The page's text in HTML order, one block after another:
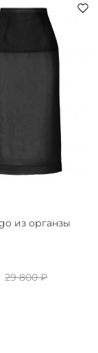
между
формами.
в
из органзы
29 800 ₽